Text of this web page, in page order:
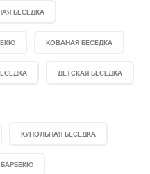
БЕСЕДКА
КОВАНАЯ БЕСЕДКА
ДЕТСКАЯ БЕСЕДКА
КУПОЛЬНАЯ БЕСЕДКА